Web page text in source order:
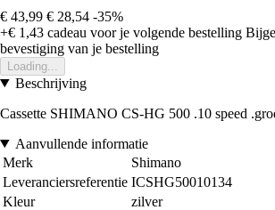
€ 43,99 € 28,54 -35%
+€ 1,43 cadeau voor je volgende bestelling
bevestiging van je bestelling
Loading...
Beschrijving
Cassette SHIMANO CS-HG 500 .10 speed
Aanvullende informatie
Merk
Shimano
Leveranciersreferentie ICSHG50010134
Kleur
zilver